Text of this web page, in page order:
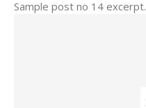
Sample post no 14 excerpt.